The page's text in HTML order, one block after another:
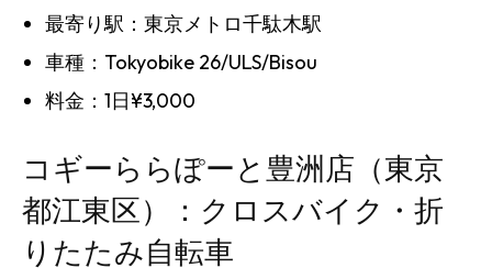
最寄り駅：東京メトロ千駄木駅
車種：Tokyobike 26/ULS/Bisou
料金：1日¥3,000
コギーららぽーと豊洲店（東京
都江東区）：クロスバイク・折
りたたみ自転車